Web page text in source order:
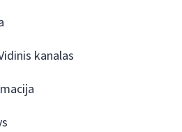
kanalas